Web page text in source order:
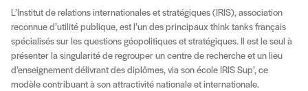
L’Institut de relations internationales et stratégiques (IRIS), association
reconnue d’utilité publique, est l’un des principaux think tanks français
spécialisés sur les questions géopolitiques et stratégiques. Il est le seul à
présenter la singularité de regrouper un centre de recherche et un lieu
d’enseignement délivrant des diplômes, via son école IRIS Sup’, ce
modèle contribuant à son attractivité nationale et internationale.